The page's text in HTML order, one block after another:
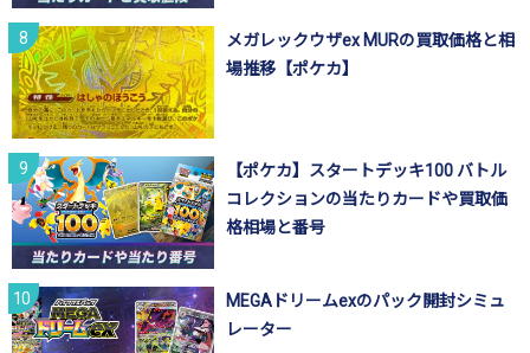
メガレックウザex MURの買取価格と相
場推移【ポケカ】
【ポケカ】スタートデッキ100 バトル
コレクションの当たりカードや買取価
格相場と番号
MEGAドリームexのパック開封シミュ
レーター